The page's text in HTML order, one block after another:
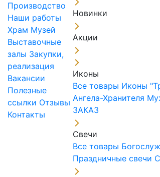
Производство
Наши работы
Храм Музей
Выставочные
залы Закупки,
реализация
Вакансии
Полезные
ссылки Отзывы
Контакты
Новинки
Акции
Иконы
Все товары Иконы
Ангела-Хранителя
ЗАКАЗ
Свечи
Все товары
Праздничные свечи